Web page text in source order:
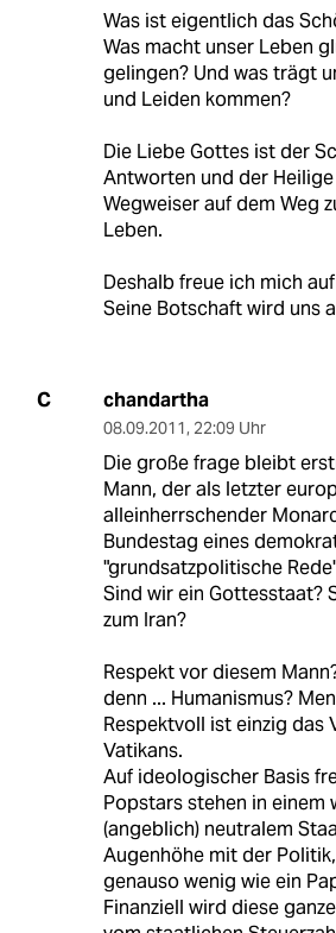
Was ist eigentlich das
Was macht unser Leben
gelingen? Und was trägt
und Leiden kommen?
Die Liebe Gottes ist der
Antworten und der
Wegweiser auf dem Weg
Leben.
Deshalb freue ich mich
Seine Botschaft wird uns
C chandartha
08.09.2011, 22:09 Uhr
Die große frage bleibt
Mann, der als letzter
alleinherrschender
Bundestag eines
"grundsatzpolitische
Sind wir ein Gottesstaat?
zum Iran?
Respekt vor diesem
denn ... Humanismus?
Respektvoll ist einzig das
Vatikans.
Auf ideologischer Basis
Popstars stehen in einem
(angeblich) neutralem
Augenhöhe mit der
genauso wenig wie ein
Finanziell wird diese